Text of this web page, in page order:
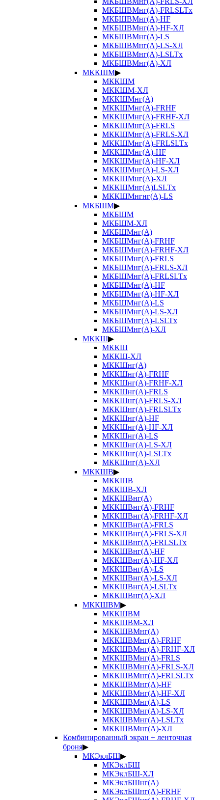
МКБШВМнг(А)-FRLSLTx
МКБШВМнг(А)-HF
МКБШВМнг(А)-HF-ХЛ
МКБШВМнг(А)-LS
МКБШВМнг(А)-LS-ХЛ
МКБШВМнг(А)-LSLTx
МКБШВМнг(А)-ХЛ
МККШМ▶
МККШМ
МККШМ-ХЛ
МККШМнг(А)
МККШМнг(А)-FRHF
МККШМнг(А)-FRHF-ХЛ
МККШМнг(А)-FRLS
МККШМнг(А)-FRLS-ХЛ
МККШМнг(А)-FRLSLTx
МККШМнг(А)-HF
МККШМнг(А)-HF-ХЛ
МККШМнг(А)-LS-ХЛ
МККШМнг(А)-ХЛ
МККШМнг(А)LSLTx
МККШМнгнг(А)-LS
МКБШМ▶
МКБШМ
МКБШМ-ХЛ
МКБШМнг(А)
МКБШМнг(А)-FRHF
МКБШМнг(А)-FRHF-ХЛ
МКБШМнг(А)-FRLS
МКБШМнг(А)-FRLS-ХЛ
МКБШМнг(А)-FRLSLTx
МКБШМнг(А)-HF
МКБШМнг(А)-HF-ХЛ
МКБШМнг(А)-LS
МКБШМнг(А)-LS-ХЛ
МКБШМнг(А)-LSLTx
МКБШМнг(А)-ХЛ
МККШ▶
МККШ
МККШ-ХЛ
МККШнг(А)
МККШнг(А)-FRHF
МККШнг(А)-FRHF-ХЛ
МККШнг(А)-FRLS
МККШнг(А)-FRLS-ХЛ
МККШнг(А)-FRLSLTx
МККШнг(А)-HF
МККШнг(А)-HF-ХЛ
МККШнг(А)-LS
МККШнг(А)-LS-ХЛ
МККШнг(А)-LSLTx
МККШнг(А)-ХЛ
МККШВ▶
МККШВ
МККШВ-ХЛ
МККШВнг(А)
МККШВнг(А)-FRHF
МККШВнг(А)-FRHF-ХЛ
МККШВнг(А)-FRLS
МККШВнг(А)-FRLS-ХЛ
МККШВнг(А)-FRLSLTx
МККШВнг(А)-HF
МККШВнг(А)-HF-ХЛ
МККШВнг(А)-LS
МККШВнг(А)-LS-ХЛ
МККШВнг(А)-LSLTx
МККШВнг(А)-ХЛ
МККШВМ▶
МККШВМ
МККШВМ-ХЛ
МККШВМнг(А)
МККШВМнг(А)-FRHF
МККШВМнг(А)-FRHF-ХЛ
МККШВМнг(А)-FRLS
МККШВМнг(А)-FRLS-ХЛ
МККШВМнг(А)-FRLSLTx
МККШВМнг(А)-HF
МККШВМнг(А)-HF-ХЛ
МККШВМнг(А)-LS
МККШВМнг(А)-LS-ХЛ
МККШВМнг(А)-LSLTx
МККШВМнг(А)-ХЛ
Комбинированный экран + ленточная
броня▶
МКЭклБШ▶
МКЭклБШ
МКЭклБШ-ХЛ
МКЭклБШнг(А)
МКЭклБШнг(А)-FRHF